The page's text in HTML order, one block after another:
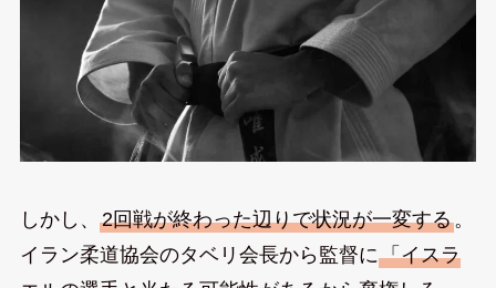
しかし、 2回戦が終わった辺りで状況が一変する。
イラン柔道協会のタベリ会長から監督に「イスラ